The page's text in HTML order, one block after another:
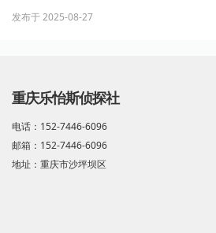
发布于 2025-08-27
重庆乐怡斯侦探社
电话：152-7446-6096
邮箱：152-7446-6096
地址：重庆市沙坪坝区